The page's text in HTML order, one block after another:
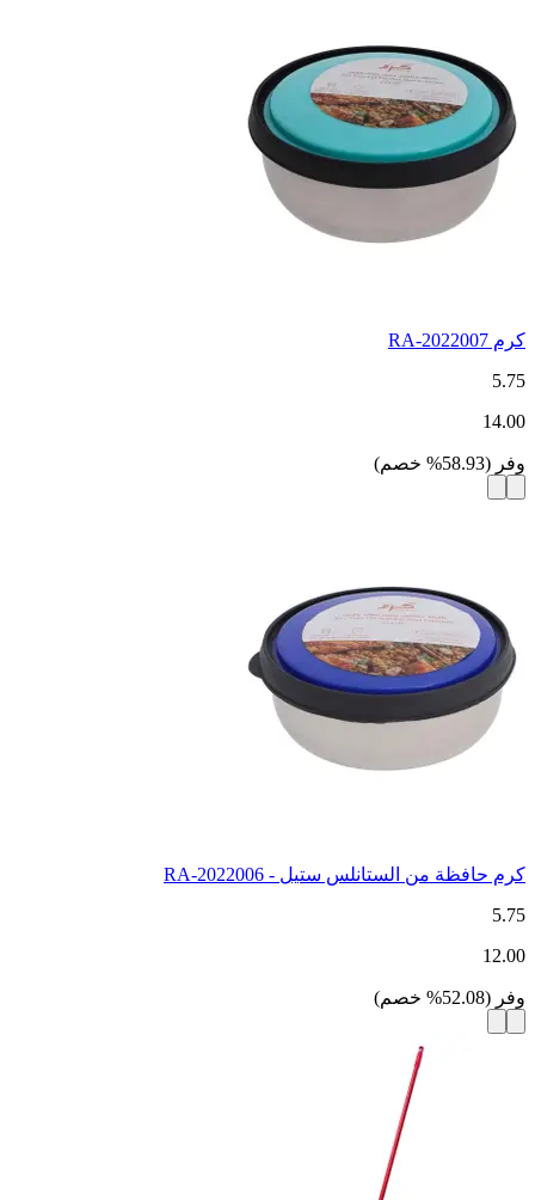
كرم RA-2022007
5.75
14.00
وفر (
58.93
% خصم)
كرم حافظة من الستانلس ستيل - RA-2022006
5.75
12.00
وفر (
52.08
% خصم)